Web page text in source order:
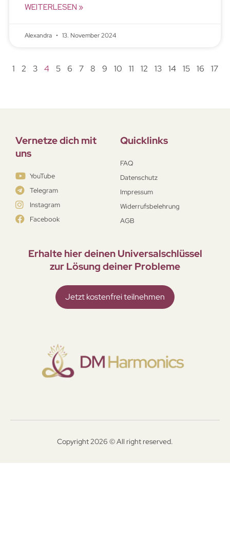
WEITERLESEN »
Alexandra 13. November 2024
1 2 3 4 5 6 7 8 9 10 11 12 13 14 15 16 17
Vernetze dich mit
uns
YouTube
Telegram
Instagram
Facebook
Quicklinks
FAQ
Datenschutz
Impressum
Widerrufsbelehrung
AGB
Erhalte hier deinen Universal­schlüssel
zur Lösung deiner Probleme
Jetzt kostenfrei teilnehmen
Copyright 2026 © All right reserved.